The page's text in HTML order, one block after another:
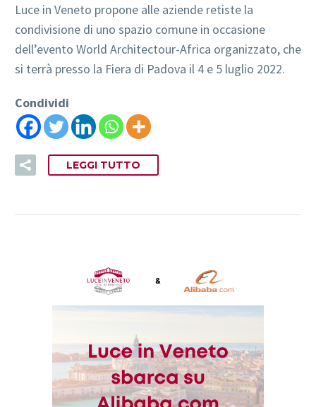
Luce in Veneto propone alle aziende retiste la
condivisione di uno spazio comune in occasione
dell’evento World Architectour-Africa organizzato, che
si terrà presso la Fiera di Padova il 4 e 5 luglio 2022.
Condividi
LEGGI TUTTO